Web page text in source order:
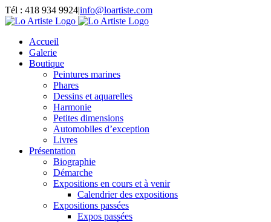
Passer
au
Tél : 418 934 9924|info@loartiste.com
Facebook
Instagram
Email
Pinterest
YouTube
Accueil
Galerie
Boutique
Peintures marines
Phares
Dessins et aquarelles
Harmonie
Petites dimensions
Automobiles d’exception
Livres
Présentation
Biographie
Démarche
Expositions en cours et à venir
Calendrier des expositions
Expositions passées
Expos passées